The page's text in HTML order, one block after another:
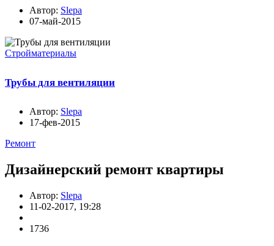
Автор: Slepa
07-май-2015
Стройматериалы
Трубы для вентиляции
Автор: Slepa
17-фев-2015
Ремонт
Дизайнерский ремонт квартиры
Автор: Slepa
11-02-2017, 19:28
1736